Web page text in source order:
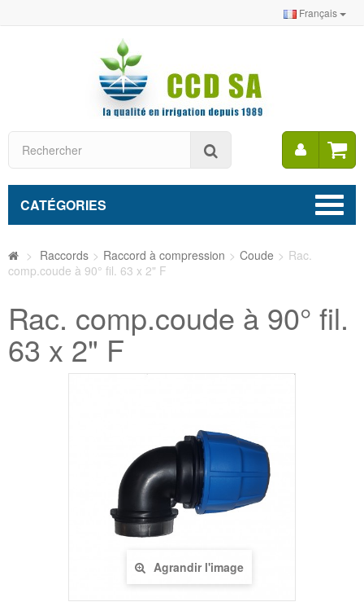
Français
Mon
CATÉGORIES
> Raccords > Raccord à compression > Coude > Rac.
comp.coude à 90° fil. 63 x 2" F
Rac. comp.coude à 90° fil.
63 x 2" F
Agrandir l'image